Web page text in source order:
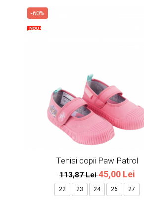
-60%
Tenisi copii Paw Patrol
113,87 Lei45,00 Lei
22 23 24 26 27